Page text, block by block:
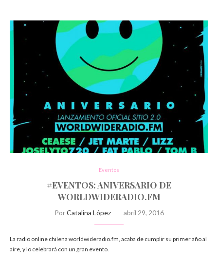
Eventos
#EVENTOS: ANIVERSARIO DE
WORLDWIDERADIO.FM
PorCatalina López abril 29, 2016
La radio online chilena worldwideradio.fm, acaba de cumplir su primer año al
aire, y lo celebrará con un gran evento.